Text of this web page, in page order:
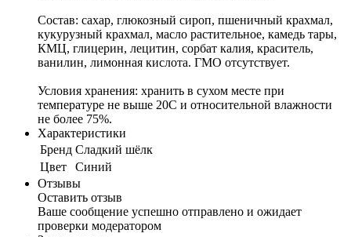
Состав: сахар, глюкозный сироп, пшеничный крахмал,
кукурузный крахмал, масло растительное, камедь тары,
КМЦ, глицерин, лецитин, сорбат калия, краситель,
ванилин, лимонная кислота. ГМО отсутствует.
Условия хранения: хранить в сухом месте при
температуре не выше 20С и относительной влажности
не более 75%.
Характеристики
Бренд Сладкий шёлк
Цвет
Синий
Отзывы
Оставить отзыв
Ваше сообщение успешно отправлено и ожидает
проверки модератором